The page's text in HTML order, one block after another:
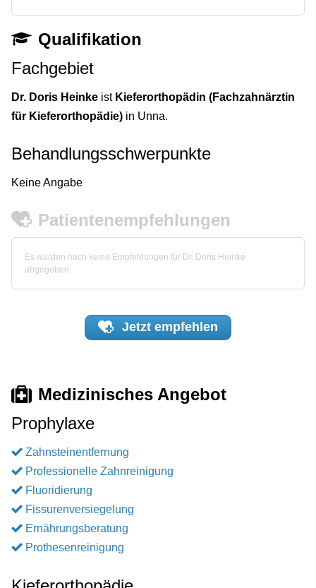
Qualifikation
Fachgebiet
Dr. Doris Heinke ist Kieferorthopädin (Fachzahnärztin
für Kieferorthopädie) in Unna.
Behandlungsschwerpunkte
Keine Angabe
Patientenempfehlungen
Es wurden noch keine Empfehlungen für Dr. Doris Heinke
abgegeben.
Jetzt empfehlen
Medizinisches Angebot
Prophylaxe
Zahnsteinentfernung
Professionelle Zahnreinigung
Fluoridierung
Fissurenversiegelung
Ernährungsberatung
Prothesenreinigung